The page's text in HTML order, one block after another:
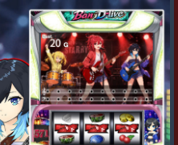
08.02 06:57